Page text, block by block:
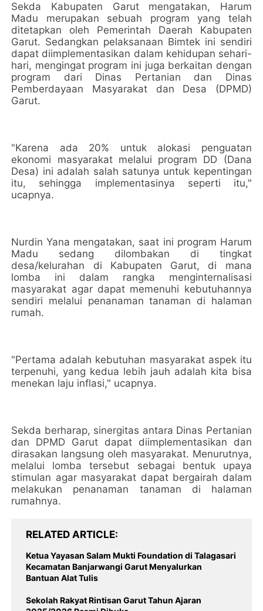
Sekda Kabupaten Garut mengatakan, Harum
Madu merupakan sebuah program yang telah
ditetapkan oleh Pemerintah Daerah Kabupaten
Garut. Sedangkan pelaksanaan Bimtek ini sendiri
dapat diimplementasikan dalam kehidupan sehari-
hari, mengingat program ini juga berkaitan dengan
program dari Dinas Pertanian dan Dinas
Pemberdayaan Masyarakat dan Desa (DPMD)
Garut.
"Karena ada 20% untuk alokasi penguatan
ekonomi masyarakat melalui program DD (Dana
Desa) ini adalah salah satunya untuk kepentingan
itu, sehingga implementasinya seperti itu,"
ucapnya.
Nurdin Yana mengatakan, saat ini program Harum
Madu sedang dilombakan di tingkat
desa/kelurahan di Kabupaten Garut, di mana
lomba ini dalam rangka menginternalisasi
masyarakat agar dapat memenuhi kebutuhannya
sendiri melalui penanaman tanaman di halaman
rumah.
"Pertama adalah kebutuhan masyarakat aspek itu
terpenuhi, yang kedua lebih jauh adalah kita bisa
menekan laju inflasi," ucapnya.
Sekda berharap, sinergitas antara Dinas Pertanian
dan DPMD Garut dapat diimplementasikan dan
dirasakan langsung oleh masyarakat. Menurutnya,
melalui lomba tersebut sebagai bentuk upaya
stimulan agar masyarakat dapat bergairah dalam
melakukan penanaman tanaman di halaman
rumahnya.
RELATED ARTICLE
Ketua Yayasan Salam Mukti Foundation di Talagasari
Kecamatan Banjarwangi Garut Menyalurkan
Bantuan Alat Tulis
‎Sekolah Rakyat Rintisan Garut Tahun Ajaran